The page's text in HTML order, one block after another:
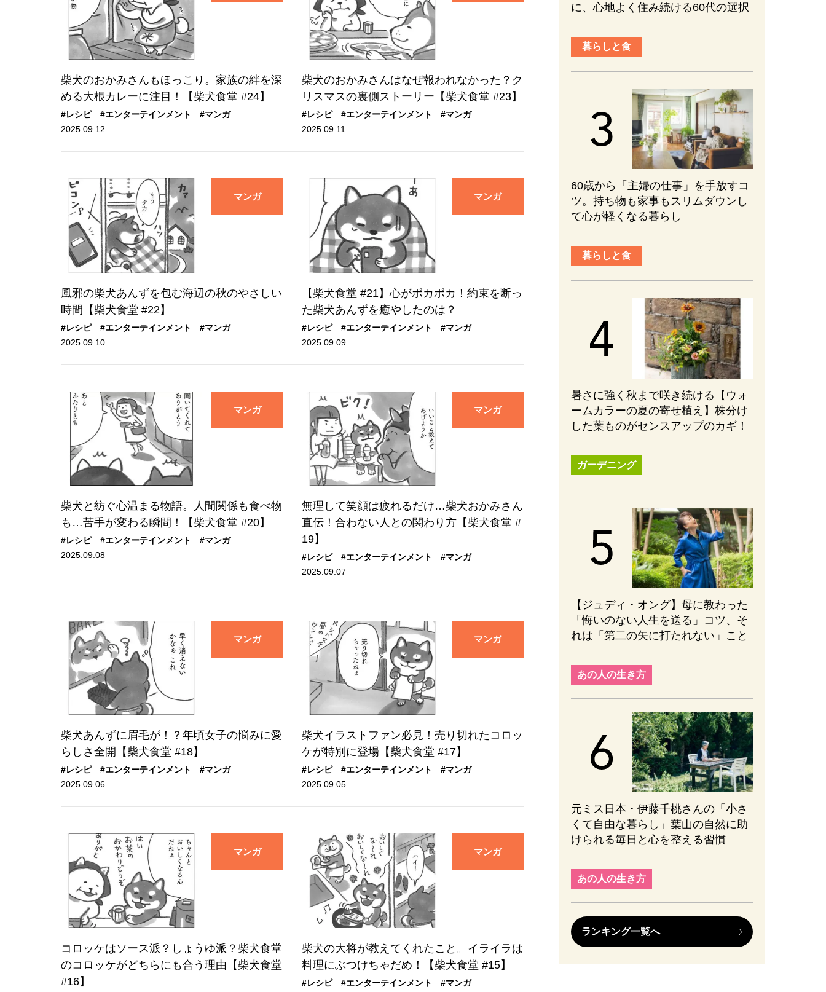
柴犬のおかみさんもほっこり。家族の絆を深
める大根カレーに注目！【柴犬食堂 #24】
#レシピ #エンターテインメント
#マンガ
2025.09.12
柴犬のおかみさんはなぜ報われなかった？ク
リスマスの裏側ストーリー【柴犬食堂 #23】
#レシピ #エンターテインメント
#マンガ
2025.09.11
マンガ
風邪の柴犬あんずを包む海辺の秋のやさしい
時間【柴犬食堂 #22】
#レシピ #エンターテインメント
#マンガ
2025.09.10
マンガ
【柴犬食堂 #21】心がポカポカ！約束を断っ
た柴犬あんずを癒やしたのは？
#レシピ #エンターテインメント
#マンガ
2025.09.09
マンガ
柴犬と紡ぐ心温まる物語。人間関係も食べ物
も…苦手が変わる瞬間！【柴犬食堂 #20】
#レシピ #エンターテインメント
#マンガ
2025.09.08
マンガ
無理して笑顔は疲れるだけ…柴犬おかみさん
直伝！合わない人との関わり方【柴犬食堂 #
19】
#レシピ #エンターテインメント
#マンガ
2025.09.07
マンガ
柴犬あんずに眉毛が！？年頃女子の悩みに愛
らしさ全開【柴犬食堂 #18】
#レシピ #エンターテインメント
#マンガ
2025.09.06
マンガ
柴犬イラストファン必見！売り切れたコロッ
ケが特別に登場【柴犬食堂 #17】
#レシピ #エンターテインメント
#マンガ
2025.09.05
マンガ
コロッケはソース派？しょうゆ派？柴犬食堂
のコロッケがどちらにも合う理由【柴犬食堂
#16】
マンガ
柴犬の大将が教えてくれたこと。イライラは
料理にぶつけちゃだめ！【柴犬食堂 #15】
#レシピ #エンターテインメント #マンガ
に、心地よく住み続ける60代の選択
暮らしと食
60歳から「主婦の仕事」を手放すコ
ツ。持ち物も家事もスリムダウンし
て心が軽くなる暮らし
暮らしと食
暑さに強く秋まで咲き続ける【ウォ
ームカラーの夏の寄せ植え】株分け
した葉ものがセンスアップのカギ！
ガーデニング
【ジュディ・オング】母に教わった
「悔いのない人生を送る」コツ、そ
れは「第二の矢に打たれない」こと
あの人の生き方
元ミス日本・伊藤千桃さんの「小さ
くて自由な暮らし」葉山の自然に助
けられる毎日と心を整える習慣
あの人の生き方
ランキング一覧へ